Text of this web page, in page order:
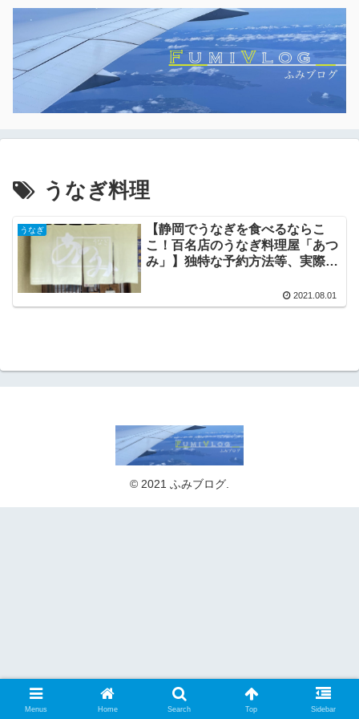
うなぎ料理
うなぎ
【静岡でうなぎを食べるならこ
こ！百名店のうなぎ料理屋「あつ
み」】独特な予約方法等、実際に
2021.08.01
© 2021 ふみブログ.
Menus Home Search Top Sidebar